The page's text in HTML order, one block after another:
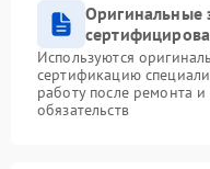
Оригинальные
Используются
сертификацию
работу после ремонта
обязательств